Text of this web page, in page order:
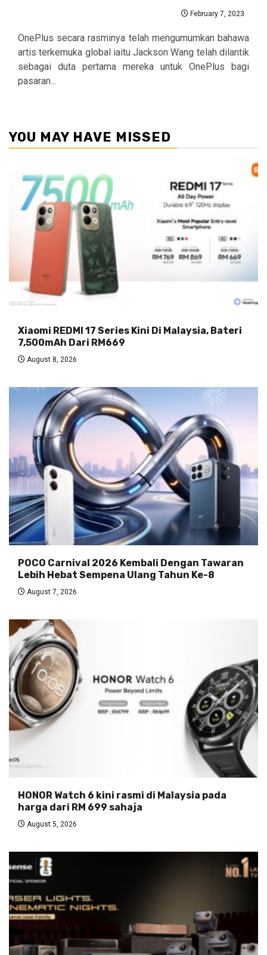
February 7, 2023
OnePlus secara rasminya telah mengumumkan bahawa
artis terkemuka global iaitu Jackson Wang telah dilantik
sebagai duta pertama mereka untuk OnePlus bagi
pasaran...
YOU MAY HAVE MISSED
Xiaomi REDMI 17 Series Kini Di Malaysia, Bateri
7,500mAh Dari RM669
August 8, 2026
POCO Carnival 2026 Kembali Dengan Tawaran
Lebih Hebat Sempena Ulang Tahun Ke-8
August 7, 2026
HONOR Watch 6 kini rasmi di Malaysia pada
harga dari RM 699 sahaja
August 5, 2026